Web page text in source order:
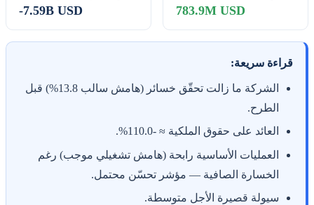
783.9M USD
-7.59B USD
قراءة سريعة:
الشركة ما زالت تحقّق خسائر (هامش سالب 13.8%) قبل
الطرح.
العائد على حقوق الملكية ≈ -110.0%.
العمليات الأساسية رابحة (هامش تشغيلي موجب) رغم
الخسارة الصافية — مؤشر تحسّن محتمل.
سيولة قصيرة الأجل متوسطة.